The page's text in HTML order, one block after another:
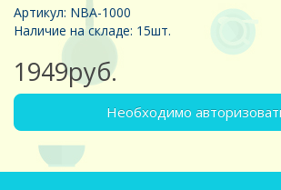
Артикул: NBА-1000
Наличие на складе: 15шт.
1949руб.
Необходимо